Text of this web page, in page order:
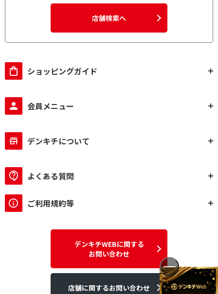
店舗検索へ
ショッピングガイド
会員メニュー
デンキチについて
よくある質問
ご利用規約等
デンキチWEBに関する
お問い合わせ
店舗に関するお問い合わせ